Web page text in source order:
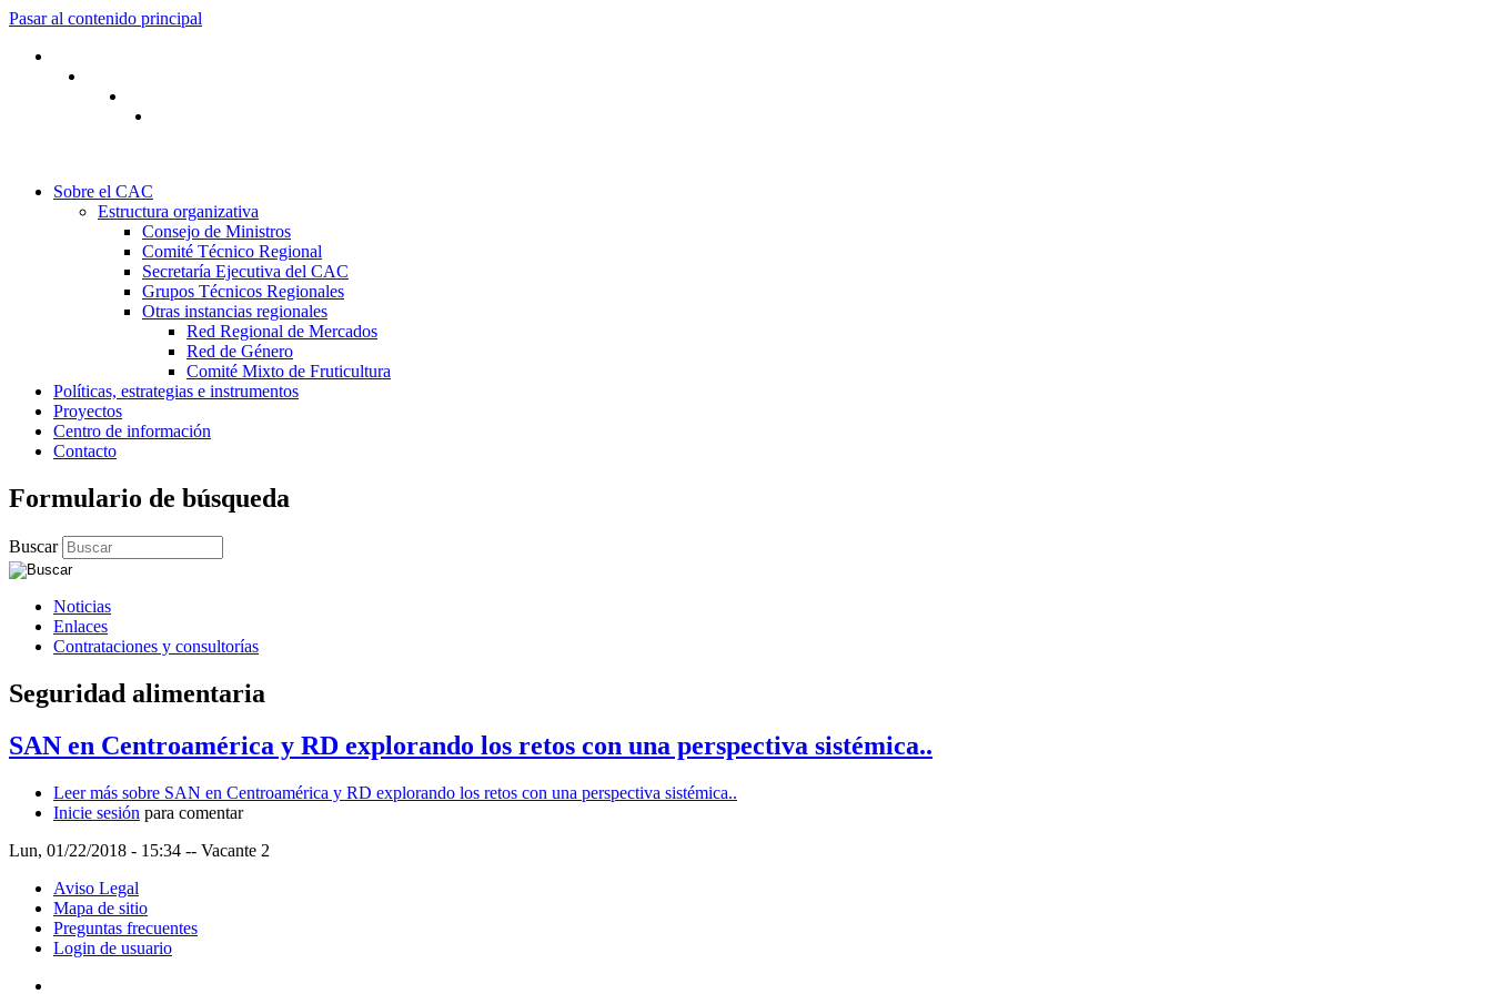
Pasar al contenido principal
Sobre el CAC
Estructura organizativa
Consejo de Ministros
Comité Técnico Regional
Secretaría Ejecutiva del CAC
Grupos Técnicos Regionales
Otras instancias regionales
Red Regional de Mercados
Red de Género
Comité Mixto de Fruticultura
Políticas, estrategias e instrumentos
Proyectos
Centro de información
Contacto
Formulario de búsqueda
Buscar
Noticias
Enlaces
Contrataciones y consultorías
Seguridad alimentaria
SAN en Centroamérica y RD explorando los retos con una perspectiva sistémica..
Leer más sobre SAN en Centroamérica y RD explorando los retos con una perspectiva sistémica..
Inicie sesión para comentar
Lun, 01/22/2018 - 15:34 -- Vacante 2
Aviso Legal
Mapa de sitio
Preguntas frecuentes
Login de usuario